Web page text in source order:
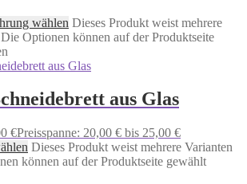
wählen Dieses Produkt weist mehrere
Optionen können auf der Produktseite
aus Glas
€Preisspanne: 20,00 € bis 25,00 €
Dieses Produkt weist mehrere Varianten
können auf der Produktseite gewählt